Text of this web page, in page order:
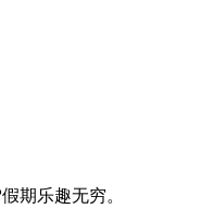
期乐趣无穷。